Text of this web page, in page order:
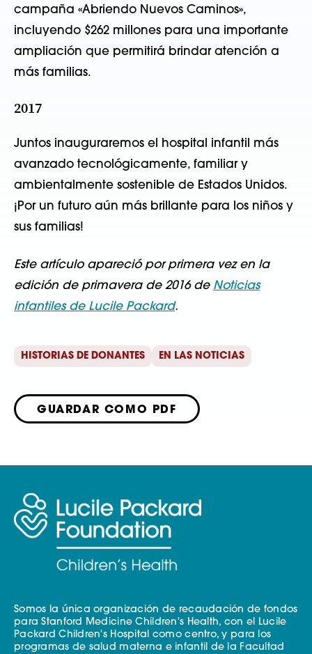
campaña «Abriendo Nuevos Caminos»,
incluyendo $262 millones para una importante
ampliación que permitirá brindar atención a
más familias.
2017
Juntos inauguraremos el hospital infantil más
avanzado tecnológicamente, familiar y
ambientalmente sostenible de Estados Unidos.
¡Por un futuro aún más brillante para los niños y
sus familias!
Este artículo apareció por primera vez en la
edición de primavera de 2016 de Noticias
infantiles de Lucile Packard.
HISTORIAS DE DONANTES EN LAS NOTICIAS
GUARDAR COMO PDF
Somos la única organización de recaudación de fondos
para Stanford Medicine Children's Health, con el Lucile
Packard Children's Hospital como centro, y para los
programas de salud materna e infantil de la Facultad